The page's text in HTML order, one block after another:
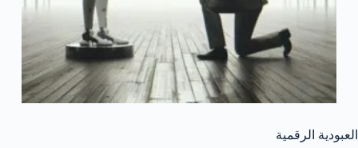
العبودية الرقمية